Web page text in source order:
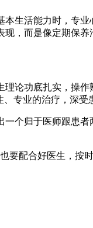
生活能力时，专业
，而是像定期保养
论功底扎实，操
专业的治疗，深受
个归于医师跟患者
配合好医生，按